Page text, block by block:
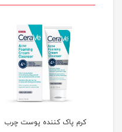
کرم پاک کننده پوست چرب